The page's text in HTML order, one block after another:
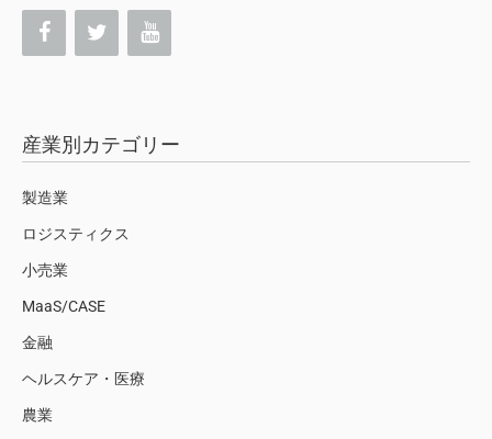
産業別カテゴリー
製造業
ロジスティクス
小売業
MaaS/CASE
金融
ヘルスケア・医療
農業